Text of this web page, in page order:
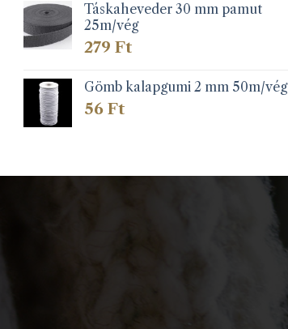
Táskaheveder 30 mm pamut
25m/vég
279Ft
Gömb kalapgumi 2 mm 50m/vég
56Ft